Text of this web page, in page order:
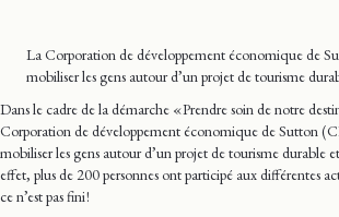
La Corporation de développement économique de
mobiliser les gens autour d’un projet de tourisme
Dans le cadre de la démarche « Prendre soin de notre
Corporation de développement économique de Sutton
mobiliser les gens autour d’un projet de tourisme durable
effet, plus de 200 personnes ont participé aux différentes
ce n’est pas fini !